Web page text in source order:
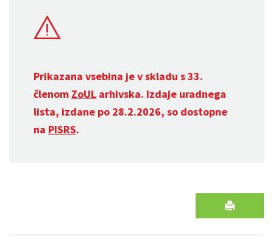
Prikazana vsebina je v skladu s 33.
členom ZoUL arhivska. Izdaje uradnega
lista, izdane po 28.2.2026, so dostopne
na PISRS.